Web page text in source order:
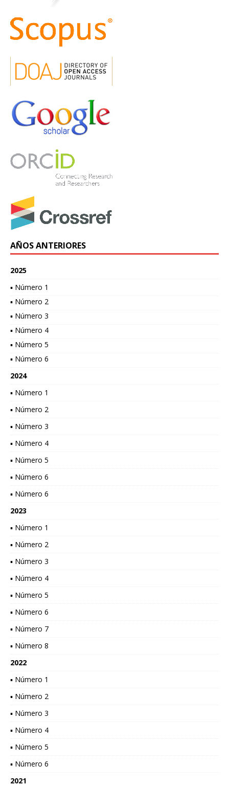
AÑOS ANTERIORES
2025
▪ Número 1
▪ Número 2
▪ Número 3
▪ Número 4
▪ Número 5
▪ Número 6
2024
▪ Número 1
▪ Número 2
▪ Número 3
▪ Número 4
▪ Número 5
▪ Número 6
▪ Número 6
2023
▪ Número 1
▪ Número 2
▪ Número 3
▪ Número 4
▪ Número 5
▪ Número 6
▪ Número 7
▪ Número 8
2022
▪ Número 1
▪ Número 2
▪ Número 3
▪ Número 4
▪ Número 5
▪ Número 6
2021